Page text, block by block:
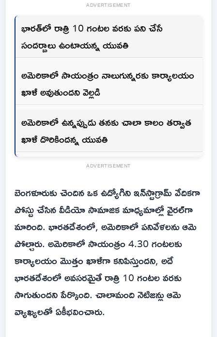
ADVERTISEMENT
భారత్‌లో రాత్రి 10 గంటల వరకు పని చేసే
సందర్బాలు ఉంటాయన్న యువతి
అమెరికాలో సాయంత్రం నాలుగున్నరకు కార్యాలయం
ఖాళీ అవుతుందని వెల్లడి
అమెరికాలో ఉన్నప్పుడు తనకు చాలా కాలం తర్వాత
ఖాళీ దొరికిందన్న యువతి
ADVERTISEMENT
బెంగళూరుకు చెందిన ఒక ఉద్యోగిని ఇన్‌స్టాగ్రామ్ వేదికగా
పోస్టు చేసిన వీడియో సామాజిక మాధ్యమాల్లో వైరల్‌గా
మారింది. భారతదేశంలో, అమెరికాలో పనివేళలను ఆమె
పోల్చారు. అమెరికాలో సాయంత్రం 4.30 గంటలకు
కార్యాలయం మొత్తం ఖాళీగా కనిపిస్తుందని, అదే
భారతదేశంలో అవసరమైతే రాత్రి 10 గంటల వరకు
సాగుతుందని పేర్కొంది. చాలామంది నెటిజన్లు ఆమె
వ్యాఖ్యలతో ఏకీభవించారు.